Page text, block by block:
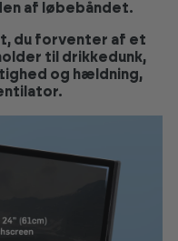
af løbebåndet.
du forventer af et
til drikkedunk,
og hældning,